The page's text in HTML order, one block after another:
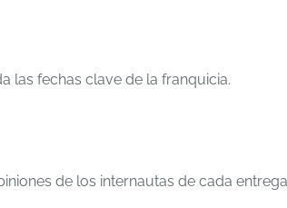
las fechas clave de la franquicia.
de los internautas de cada